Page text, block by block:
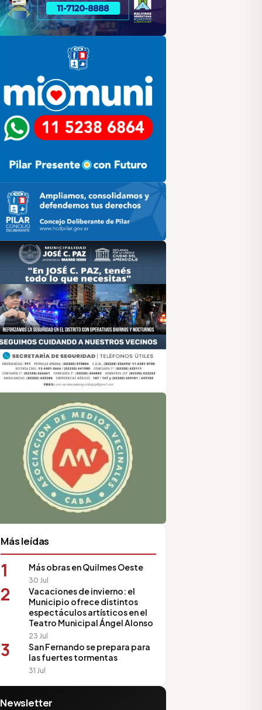
HCD
de Medios Vecinales
Más leídas
1 Más obras en Quilmes Oeste
30 Jul
2
Vacaciones de invierno: el
Municipio ofrece distintos
espectáculos artísticos en el
Teatro Municipal Ángel Alonso
23 Jul
3
San Fernando se prepara para
las fuertes tormentas
31 Jul
Newsletter